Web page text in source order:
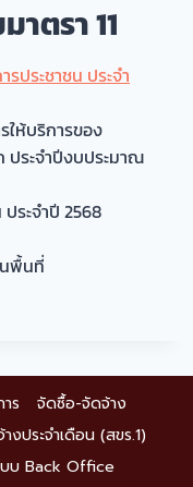
ตรา 11
ประชาชน ประจำ
ห้บริการของ
ประจำปีงบประมาณ
ระจำปี 2568
พื้นที่
ร
จัดซื้อ-จัดจ้าง
งประจำเดือน (สขร.1)
บบ Back Office